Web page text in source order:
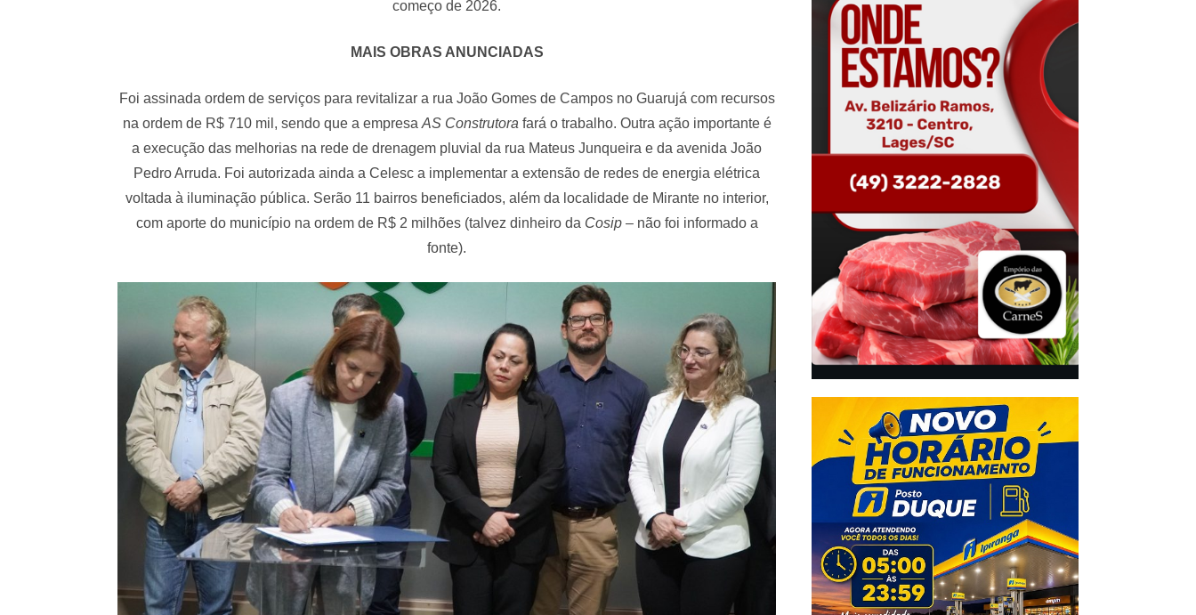
começo de 2026.
MAIS OBRAS ANUNCIADAS
Foi assinada ordem de serviços para revitalizar a rua João Gomes de Campos no Guarujá com recursos
na ordem de R$ 710 mil, sendo que a empresa AS Construtora fará o trabalho. Outra ação importante é
a execução das melhorias na rede de drenagem pluvial da rua Mateus Junqueira e da avenida João
Pedro Arruda. Foi autorizada ainda a Celesc a implementar a extensão de redes de energia elétrica
voltada à iluminação pública. Serão 11 bairros beneficiados, além da localidade de Mirante no interior,
com aporte do município na ordem de R$ 2 milhões (talvez dinheiro da Cosip– não foi informado a
fonte).